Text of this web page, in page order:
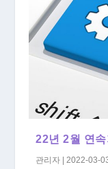
22년 2월 연
관리자 |2022-03-